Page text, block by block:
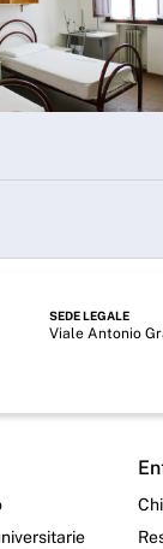
SEDE LEGALE
Viale Antonio